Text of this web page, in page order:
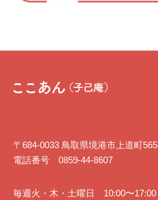
〒684-0033 鳥取県境港市上道町565
電話番号 0859-44-8607
毎週火・木・土曜日 10:00〜17:00